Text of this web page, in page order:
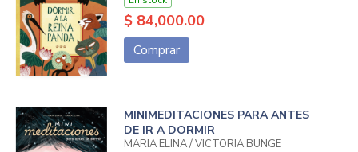
$ 84,000.00
Comprar
MINIMEDITACIONES PARA ANTES
DE IR A DORMIR
MARIA ELINA / VICTORIA BUNGE